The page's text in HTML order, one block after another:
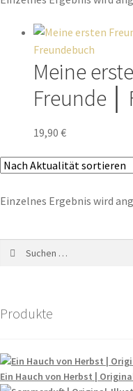
Meine
Freunde │
19,90 €
Einzelnes Ergebnis wird
Produkte
Ein Hauch von Herbst |